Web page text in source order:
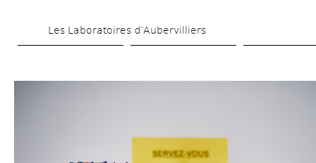
au
principal
Les Laboratoires d’Aubervilliers